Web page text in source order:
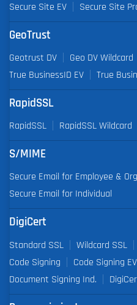
Secure Site EV
Secure Site
GeoTrust
Geotrust DV Geo DV Wildcard
True BusinessID EV
True
RapidSSL
RapidSSL RapidSSL Wildcard
S/MIME
Secure Email for Employee &
Secure Email for Individual
DigiCert
Standard SSL Wildcard SSL
Code Signing
Code Signing EV
Document Signing Ind.